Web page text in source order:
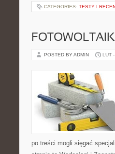
CATEGORIES: TESTY I
POSTED BY ADMIN LUT
po treści mogli sięgać